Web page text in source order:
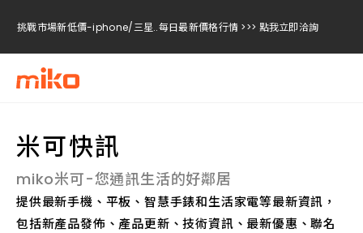
挑戰市場新低價-iphone/三星..每日最新價格行情 >>> 點我立即洽詢
挑戰市場新低價-iphone/三星..每日最新價格行情 >>> 點我立即洽詢
米可快訊
miko米可-您通訊生活的好鄰居
提供最新手機、平板、智慧手錶和生活家電等最新資訊，
包括新產品發佈、產品更新、技術資訊、最新優惠、聯名